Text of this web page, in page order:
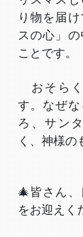
り物を届
スの心」
ことです。
おそらく
す。なぜな
ろ、サン
く、神様の
🎄皆さん
をお迎えく